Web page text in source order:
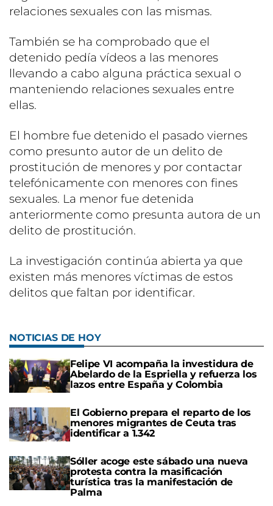
relaciones sexuales con las mismas.
También se ha comprobado que el
detenido pedía vídeos a las menores
llevando a cabo alguna práctica sexual o
manteniendo relaciones sexuales entre
ellas.
El hombre fue detenido el pasado viernes
como presunto autor de un delito de
prostitución de menores y por contactar
telefónicamente con menores con fines
sexuales. La menor fue detenida
anteriormente como presunta autora de un
delito de prostitución.
La investigación continúa abierta ya que
existen más menores víctimas de estos
delitos que faltan por identificar.
NOTICIAS DE HOY
Felipe VI acompaña la investidura de
Abelardo de la Espriella y refuerza los
lazos entre España y Colombia
El Gobierno prepara el reparto de los
menores migrantes de Ceuta tras
identificar a 1.342
Sóller acoge este sábado una nueva
protesta contra la masificación
turística tras la manifestación de
Palma